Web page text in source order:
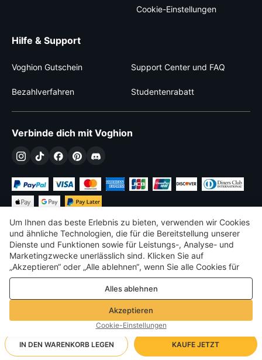
IN DEN WARENKORB LEGEN KAUFE JETZT
Cookie-Einstellungen
Hilfe & Support
Voghion Gutschein Support Center und FAQ
Bezahlverfahren Studentenrabatt
Verbinde dich mit Voghion
€ EUR Germany
©2026 Voghion
Terms & amp; Bedingungen
Datenschutz- und Cookie-Richtlinie
Community-Richtlinien
Um Ihnen das beste Erlebnis zu bieten, verwenden wir Cookies
und ähnliche Technologien, die für die Bereitstellung unserer
Dienste und Funktionen sowie für Leistungs-, Analyse- und
Marketingzwecke unerlässlich sind. Klicken Sie auf
„Akzeptieren“ oder „Alle ablehnen“, wenn Sie alle Cookies für
Leistungs-, Analyse- und Marketingzwecke zulassen oder
ablehnen möchten. Weitere Informationen finden Sie in unserer
Datenschutz- und Cookie-Richtlinie
Alles ablehnen
Akzeptieren
Cookie-Einstellungen